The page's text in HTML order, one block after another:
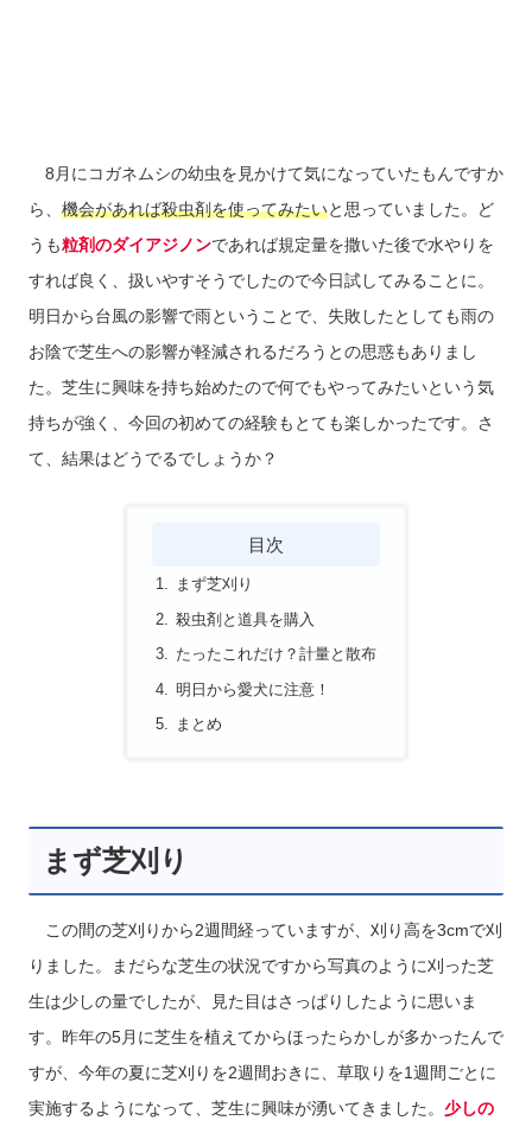
8月にコガネムシの幼虫を見かけて気になっていたもんですか
ら、 機会があれば殺虫剤を使ってみたいと思っていました。ど
うも粒剤のダイアジノンであれば規定量を撒いた後で水やりを
すれば良く、扱いやすそうでしたので今日試してみることに。
明日から台風の影響で雨ということで、失敗したとしても雨の
お陰で芝生への影響が軽減されるだろうとの思惑もありまし
た。芝生に興味を持ち始めたので何でもやってみたいという気
持ちが強く、今回の初めての経験もとても楽しかったです。さ
て、結果はどうでるでしょうか？
目次
まず芝刈り
殺虫剤と道具を購入
たったこれだけ？計量と散布
明日から愛犬に注意！
まとめ
まず芝刈り
この間の芝刈りから2週間経っていますが、刈り高を3cmで刈
りました。まだらな芝生の状況ですから写真のように刈った芝
生は少しの量でしたが、見た目はさっぱりしたように思いま
す。昨年の5月に芝生を植えてからほったらかしが多かったんで
すが、今年の夏に芝刈りを2週間おきに、草取りを1週間ごとに
実施するようになって、芝生に興味が湧いてきました。 少しの